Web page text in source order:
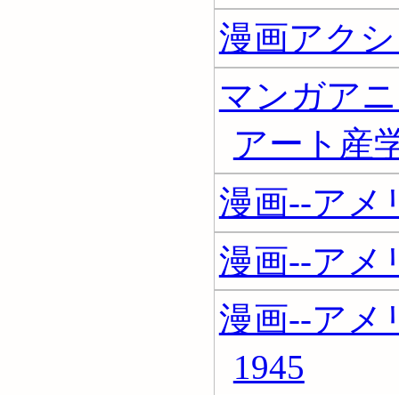
漫画アク
マンガア
アート産
漫画--アメ
漫画--アメ
漫画--アメ
1945